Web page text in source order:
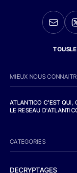
MIEUX NOUS
ATLANTICO C'EST QUI,
LE RESEAU
CATEGORIES
DECRYPTAGES